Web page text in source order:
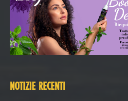
NOTIZIE RECENTI